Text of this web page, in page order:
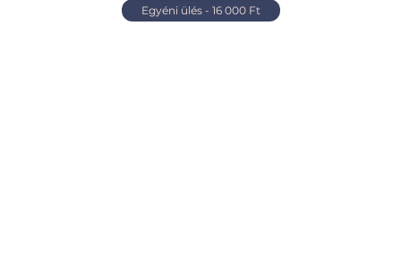
Egyéni ülés - 16 000 Ft